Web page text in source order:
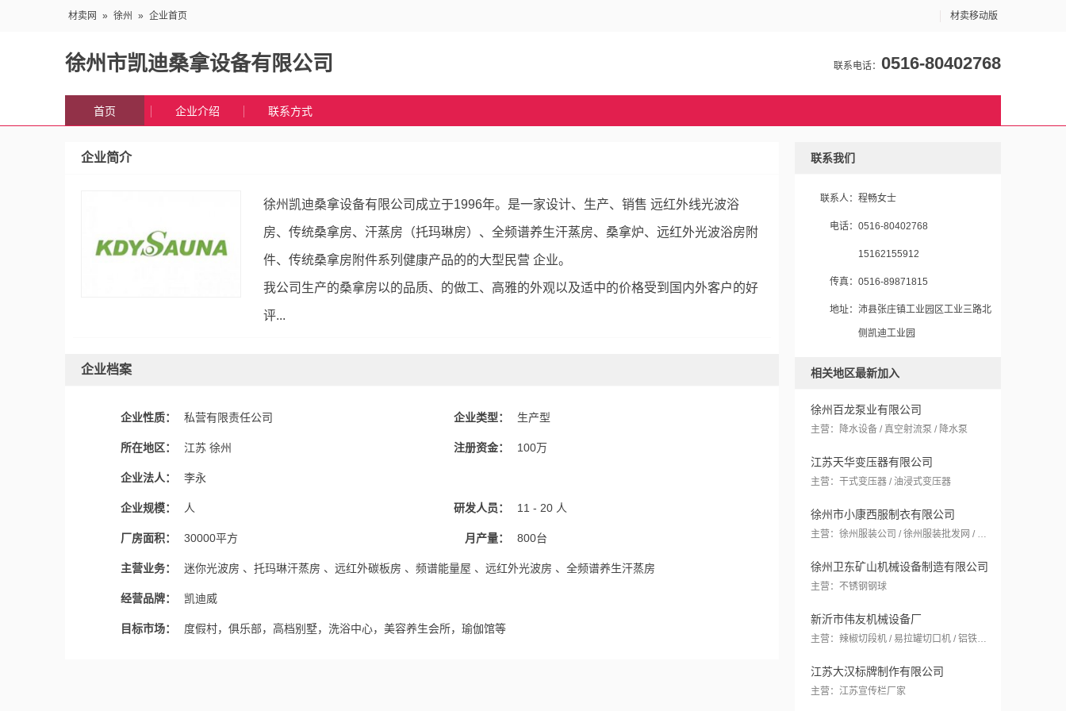
材卖网 » 徐州 » 企业首页 材卖移动版
徐州市凯迪桑拿设备有限公司 联系电话： 0516-80402768
首页 企业介绍 联系方式
企业简介
徐州凯迪桑拿设备有限公司成立于1996年。是一家设计、生产、销售 远红外线光波浴
房、传统桑拿房、汗蒸房（托玛琳房）、全频谱养生汗蒸房、桑拿炉、远红外光波浴房附
件、传统桑拿房附件系列健康产品的的大型民营 企业。
我公司生产的桑拿房以的品质、的做工、高雅的外观以及适中的价格受到国内外客户的好
评...
企业档案
企业性质： 私营有限责任公司 企业类型： 生产型
所在地区： 江苏 徐州 注册资金： 100万
企业法人： 李永
企业规模： 人 研发人员： 11 - 20 人
厂房面积： 30000平方 月产量： 800台
主营业务： 迷你光波房 、托玛琳汗蒸房 、远红外碳板房 、频谱能量屋 、远红外光波房 、全频谱养生汗蒸房
经营品牌： 凯迪威
目标市场： 度假村，俱乐部，高档别墅，洗浴中心，美容养生会所，瑜伽馆等
联系我们
联系人： 程畅女士
电话： 0516-80402768
15162155912
传真： 0516-89871815
地址： 沛县张庄镇工业园区工业三路北
侧凯迪工业园
相关地区最新加入
徐州百龙泵业有限公司
主营：降水设备 / 真空射流泵 / 降水泵
江苏天华变压器有限公司
主营：干式变压器 / 油浸式变压器
徐州市小康西服制衣有限公司
主营：徐州服装公司 / 徐州服装批发网 / 徐州工作服定做
徐州卫东矿山机械设备制造有限公司
主营：不锈钢钢球
新沂市伟友机械设备厂
主营：辣椒切段机 / 易拉罐切口机 / 铝铁分离机
江苏大汉标牌制作有限公司
主营：江苏宣传栏厂家